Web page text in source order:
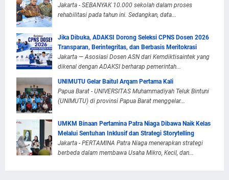
Jakarta - SEBANYAK 10.000 sekolah dalam proses
rehabilitasi pada tahun ini. Sedangkan, data...
Jika Dibuka, ADAKSI Dorong Seleksi CPNS Dosen 2026
Transparan, Berintegritas, dan Berbasis Meritokrasi
Jakarta — Asosiasi Dosen ASN dari Kemdiktisaintek yang
dikenal dengan ADAKSI berharap pemerintah...
UNIMUTU Gelar Baitul Arqam Pertama Kali
Papua Barat - UNIVERSITAS Muhammadiyah Teluk Bintuni
(UNIMUTU) di provinsi Papua Barat menggelar...
UMKM Binaan Pertamina Patra Niaga Dibawa Naik Kelas
Melalui Sentuhan Inklusif dan Strategi Storytelling
Jakarta - PERTAMINA Patra Niaga menerapkan strategi
berbeda dalam membawa Usaha Mikro, Kecil, dan...